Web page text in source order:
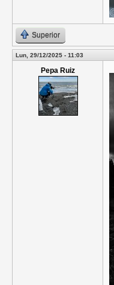
Superior
Lun, 29/12/2025 - 11:03
Pepa Ruiz